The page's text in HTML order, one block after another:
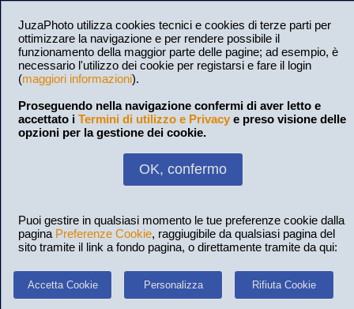
JuzaPhoto utilizza cookies tecnici e cookies di terze parti per
ottimizzare la navigazione e per rendere possibile il
funzionamento della maggior parte delle pagine; ad esempio, è
necessario l'utilizzo dei cookie per registarsi e fare il login
(maggiori informazioni).
Proseguendo nella navigazione confermi di aver letto e
accettato i Termini di utilizzo e Privacy e preso visione delle
opzioni per la gestione dei cookie.
OK, confermo
Puoi gestire in qualsiasi momento le tue preferenze cookie dalla
pagina Preferenze Cookie, raggiugibile da qualsiasi pagina del
sito tramite il link a fondo pagina, o direttamente tramite da qui:
Accetta Cookie Personalizza Rifiuta Cookie